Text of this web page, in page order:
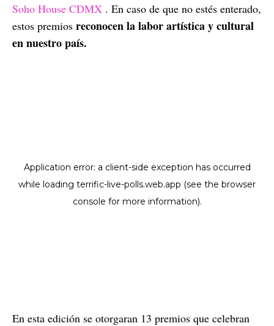
Soho House CDMX . En caso de que no estés enterado,
estos premios reconocen la labor artística y cultural
en nuestro país.
En esta edición se otorgaran 13 premios que celebran